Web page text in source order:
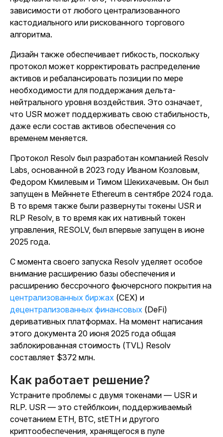
зависимости от любого централизованного
кастодиального или рискованного торгового
алгоритма.
Дизайн также обеспечивает гибкость, поскольку
протокол может корректировать распределение
активов и ребалансировать позиции по мере
необходимости для поддержания дельта-
нейтрального уровня воздействия. Это означает,
что USR может поддерживать свою стабильность,
даже если состав активов обеспечения со
временем меняется.
Протокол Resolv был разработан компанией Resolv
Labs, основанной в 2023 году Иваном Козловым,
Федором Кмилевым и Тимом Шекихачевым. Он был
запущен в Мейннете Ethereum в сентябре 2024 года.
В то время также были развернуты токены USR и
RLP Resolv, в то время как их нативный токен
управления, RESOLV, был впервые запущен в июне
2025 года.
С момента своего запуска Resolv уделяет особое
внимание расширению базы обеспечения и
расширению бессрочного фьючерсного покрытия на
централизованных биржах (CEX) и
децентрализованных финансовых (DeFi)
деривативных платформах. На момент написания
этого документа 20 июня 2025 года общая
заблокированная стоимость (TVL) Resolv
составляет $372 млн.
Как работает решение?
Устраните проблемы с двумя токенами — USR и
RLP. USR — это стейблкоин, поддерживаемый
сочетанием ETH, BTC, stETH и другого
криптообеспечения, хранящегося в пуле